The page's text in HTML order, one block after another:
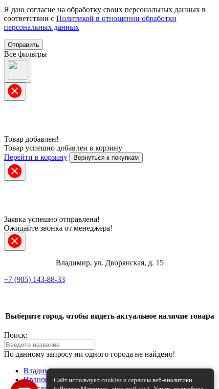
Сайт использует cookies и сервисы веб-аналитики
ВКонтакте
Max
+7 (905) 143-88-33
Я даю согласие на обработку своих персональных данных в
соответствии с Политикой в отношении обработки
персональных данных
Отправить
Все фильтры
Товар добавлен!
Товар успешно добавлен в корзину
Перейти в корзину
Вернуться к покупкам
Заявка успешно отправлена!
Ожидайте звонка от менеджера!
Владимир, ул. Дворянская, д. 15
+7 (905) 143-88-33
Выберите город, чтобы видеть актуальное наличие товара
Поиск:
По данному запросу ни одного города не найдено!
Владимир
Иваново